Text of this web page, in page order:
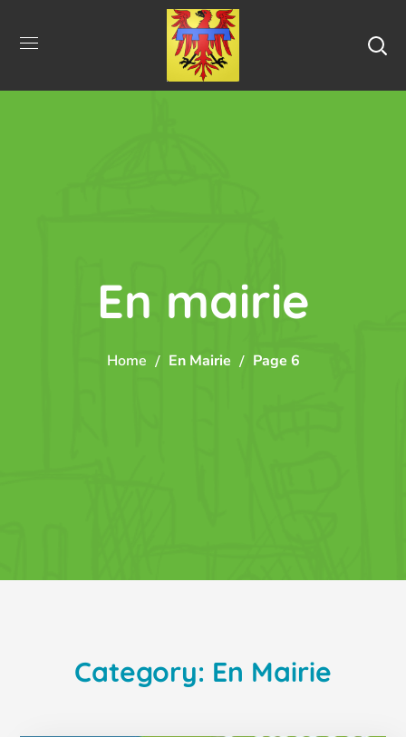
En mairie
Home En Mairie Page 6
Category: En Mairie